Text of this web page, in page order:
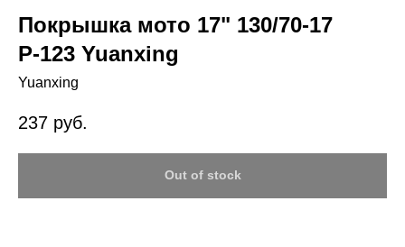
Покрышка мото 17" 130/70-17
Р-123 Yuanxing
Yuanxing
237 руб.
Out of stock